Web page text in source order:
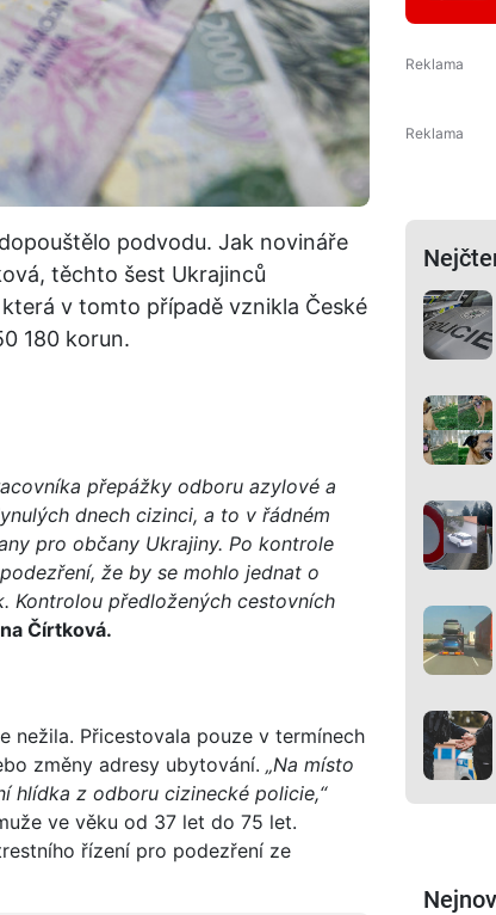
podvodu. Jak novináře
těchto šest Ukrajinců
v tomto případě vznikla České
180 korun.
přepážky odboru azylové a
dnech cizinci, a to v řádném
pro občany Ukrajiny. Po kontrole
že by se mohlo jednat o
Kontrolou předložených cestovních
Čírtková.
nežila. Přicestovala pouze v termínech
změny adresy ubytování. „Na místo
hlídka z odboru cizinecké policie,“
ve věku od 37 let do 75 let.
řízení pro podezření ze